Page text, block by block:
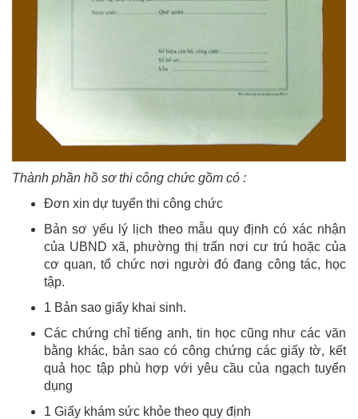
Thành phần hồ sơ thi công chức gồm có :
Đơn xin dự tuyển thi công chức
Bản sơ yếu lý lịch theo mẫu quy định có xác nhận
của UBND xã, phường thị trấn nơi cư trú hoặc của
cơ quan, tổ chức nơi người đó đang công tác, học
tập.
1 Bản sao giấy khai sinh.
Các chứng chỉ tiếng anh, tin học cũng như các văn
bằng khác, bản sao có công chứng các giấy tờ, kết
quả học tập phù hợp với yêu cầu của ngạch tuyển
dụng
1 Giấy khám sức khỏe theo quy định